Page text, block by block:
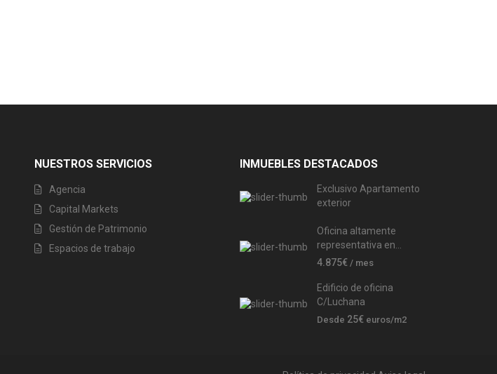
NUESTROS SERVICIOS
Agencia
Capital Markets
Gestión de Patrimonio
Espacios de trabajo
INMUEBLES DESTACADOS
Exclusivo Apartamento
exterior
Oficina altamente
representativa en...
4.875€ / mes
Edificio de oficina
C/Luchana
Desde 25€ euros/m2